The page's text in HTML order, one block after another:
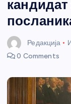
Редакција
0 Comments